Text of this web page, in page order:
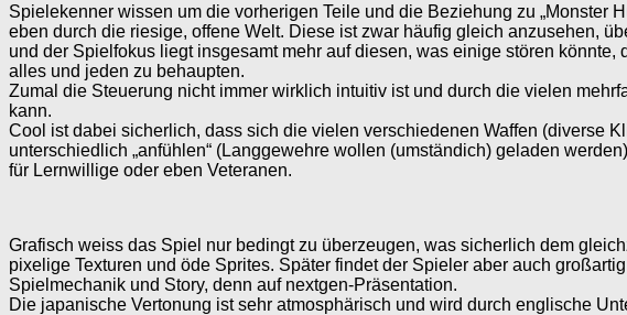
Spielekenner wissen um die vorherigen Teile und die Beziehung zu „Monster
eben durch die riesige, offene Welt. Diese ist zwar häufig gleich anzusehen,
und der Spielfokus liegt insgesamt mehr auf diesen, was einige stören
alles und jeden zu behaupten.
Zumal die Steuerung nicht immer wirklich intuitiv ist und durch die vielen
kann.
Cool ist dabei sicherlich, dass sich die vielen verschiedenen Waffen (diverse
unterschiedlich „anfühlen“ (Langgewehre wollen (umständich) geladen
für Lernwillige oder eben Veteranen.
Grafisch weiss das Spiel nur bedingt zu überzeugen, was sicherlich dem
pixelige Texturen und öde Sprites. Später findet der Spieler aber auch
Spielmechanik und Story, denn auf nextgen-Präsentation.
Die japanische Vertonung ist sehr atmosphärisch und wird durch englische